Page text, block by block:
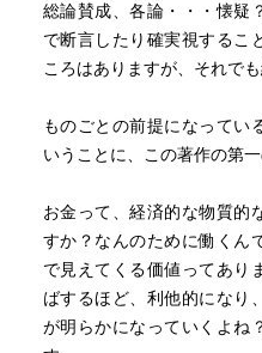
総論賛成、各論・・・懐疑
で断言したり確実視するこ
ころはありますが、それで
ものごとの前提になってい
いうことに、この著作の第一
お金って、経済的な物質的
すか？なんのために働くん
で見えてくる価値ってあり
ばするほど、利他的になり
が明らかになっていくよね